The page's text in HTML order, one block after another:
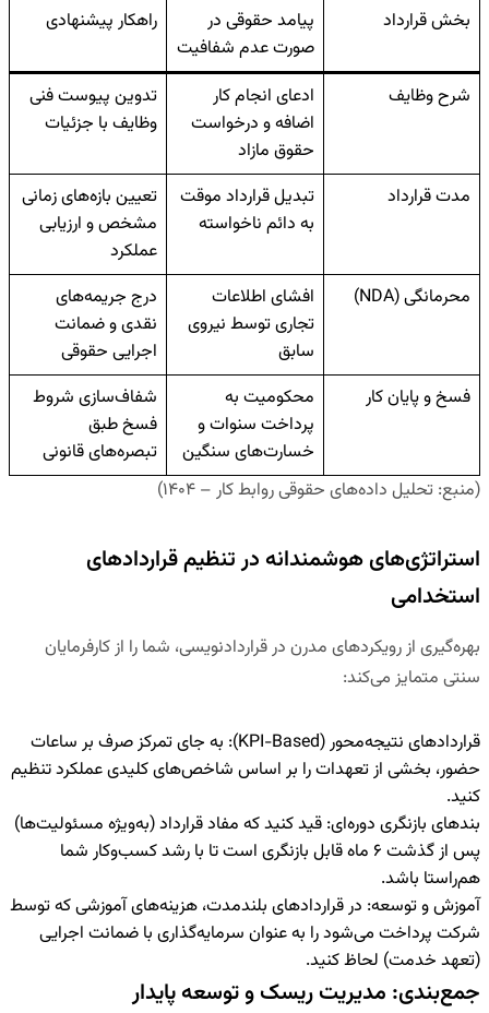
بخش قرارداد
پیامد حقوقی در
صورت عدم شفافیت
راهکار پیشنهادی
شرح وظایف
ادعای انجام کار
اضافه و درخواست
حقوق مازاد
تدوین پیوست فنی
وظایف با جزئیات
مدت قرارداد
تبدیل قرارداد موقت
به دائم ناخواسته
تعیین بازه‌های زمانی
مشخص و ارزیابی
عملکرد
محرمانگی (NDA
)
افشای اطلاعات
تجاری توسط نیروی
سابق
درج جریمه‌های
نقدی و ضمانت
اجرایی حقوقی
فسخ و پایان کار
محکومیت به
پرداخت سنوات و
خسارت‌های سنگین
شفاف‌سازی شروط
فسخ طبق
تبصره‌های قانونی
(منبع: تحلیل داده‌های حقوقی روابط کار – ۱۴۰۴)
استراتژی‌های هوشمندانه در تنظیم قراردادهای
استخدامی
بهره‌گیری از رویکردهای مدرن در قراردادنویسی، شما را از کارفرمایان
سنتی متمایز می‌کند:
قراردادهای نتیجه‌محور (KPI-Based
): به جای تمرکز صرف بر ساعات
حضور، بخشی از تعهدات را بر اساس شاخص‌های کلیدی عملکرد تنظیم
کنید.
بندهای بازنگری دوره‌ای: قید کنید که مفاد قرارداد (به‌ویژه مسئولیت‌ها)
پس از گذشت ۶ ماه قابل بازنگری است تا با رشد کسب‌وکار شما
هم‌راستا باشد.
آموزش و توسعه: در قراردادهای بلندمدت، هزینه‌های آموزشی که توسط
شرکت پرداخت می‌شود را به عنوان سرمایه‌گذاری با ضمانت اجرایی
(تعهد خدمت) لحاظ کنید.
جمع‌بندی: مدیریت ریسک و توسعه پایدار